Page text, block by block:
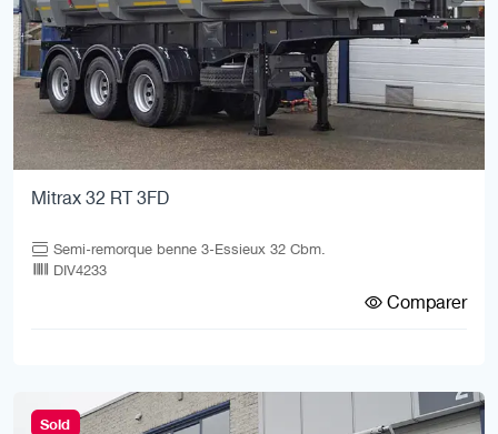
Mitrax 32 RT 3FD
Semi-remorque benne 3-Essieux 32 Cbm.
DIV4233
Comparer
Sold